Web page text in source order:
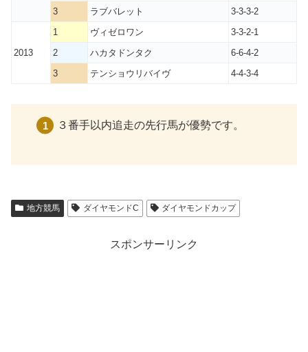
3
ラブバレット 3-3-3-2
2013
1 ヴィゼロワン
3-3-2-1
2
ハカタドンタク
6-6-4-2
3
テンショウリバイヴ 4-4-3-4
３番手以内追走の先行馬が優勢です。
地方競馬 ダイヤモンドC ダイヤモンドカップ
スポンサーリンク